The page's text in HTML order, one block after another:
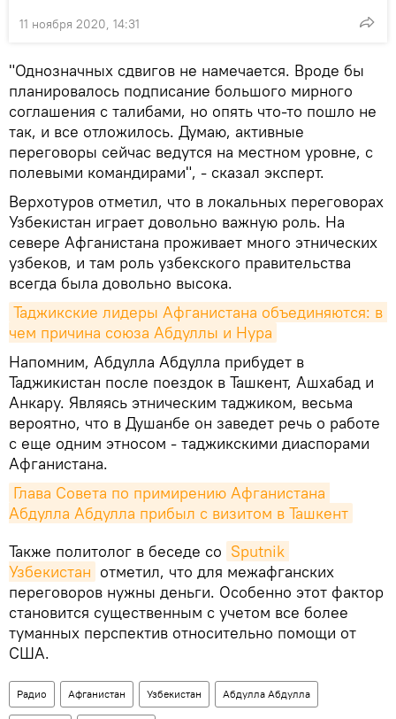
11 ноября 2020, 14:31
"Однозначных сдвигов не намечается. Вроде бы
планировалось подписание большого мирного
соглашения с талибами, но опять что-то пошло не
так, и все отложилось. Думаю, активные
переговоры сейчас ведутся на местном уровне, с
полевыми командирами", - сказал эксперт.
Верхотуров отметил, что в локальных переговорах
Узбекистан играет довольно важную роль. На
севере Афганистана проживает много этнических
узбеков, и там роль узбекского правительства
всегда была довольно высока.
Таджикские лидеры Афганистана объединяются: в
чем причина союза Абдуллы и Нура
Напомним, Абдулла Абдулла прибудет в
Таджикистан после поездок в Ташкент, Ашхабад и
Анкару. Являясь этническим таджиком, весьма
вероятно, что в Душанбе он заведет речь о работе
с еще одним этносом - таджикскими диаспорами
Афганистана.
Глава Совета по примирению Афганистана
Абдулла Абдулла прибыл с визитом в Ташкент
Также политолог в беседе со Sputnik
Узбекистан отметил, что для межафганских
переговоров нужны деньги. Особенно этот фактор
становится существенным с учетом все более
туманных перспектив относительно помощи от
США.
Радио Афганистан Узбекистан Абдулла Абдулла